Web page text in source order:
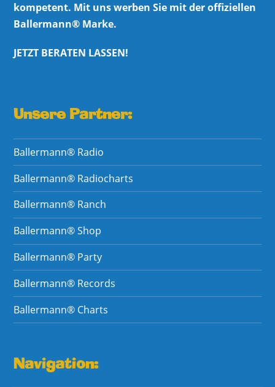
kompetent. Mit uns werben Sie mit der offiziellen
Ballermann® Marke.
JETZT BERATEN LASSEN!
Unsere Partner:
Ballermann® Radio
Ballermann® Radiocharts
Ballermann® Ranch
Ballermann® Shop
Ballermann® Party
Ballermann® Records
Ballermann® Charts
Navigation: